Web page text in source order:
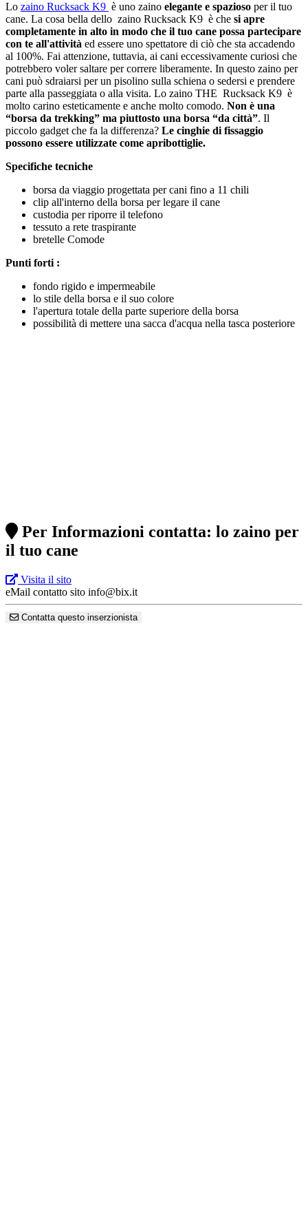
Lo zaino Rucksack K9 è uno zaino elegante e spazioso per il tuo
cane. La cosa bella dello zaino Rucksack K9 è che si apre
completamente in alto in modo che il tuo cane possa partecipare
con te all'attività ed essere uno spettatore di ciò che sta accadendo
al 100%. Fai attenzione, tuttavia, ai cani eccessivamente curiosi che
potrebbero voler saltare per correre liberamente. In questo zaino per
cani può sdraiarsi per un pisolino sulla schiena o sedersi e prendere
parte alla passeggiata o alla visita. Lo zaino THE Rucksack K9 è
molto carino esteticamente e anche molto comodo. Non è una
“borsa da trekking” ma piuttosto una borsa “da città”. Il
piccolo gadget che fa la differenza? Le cinghie di fissaggio
possono essere utilizzate come apribottiglie.
Specifiche tecniche
borsa da viaggio progettata per cani fino a 11 chili
clip all'interno della borsa per legare il cane
custodia per riporre il telefono
tessuto a rete traspirante
bretelle Comode
Punti forti :
fondo rigido e impermeabile
lo stile della borsa e il suo colore
l'apertura totale della parte superiore della borsa
possibilità di mettere una sacca d'acqua nella tasca posteriore
Per Informazioni contatta: lo zaino per
il tuo cane
Visita il sito
eMail contatto sito info@bix.it
Contatta questo inserzionista